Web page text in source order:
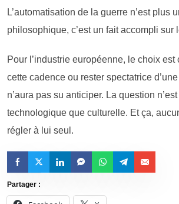
L’automatisation de la guerre n’est plus
philosophique, c’est un fait accompli sur
Pour l’industrie européenne, le choix est
cette cadence ou rester spectatrice
n’aura pas su anticiper. La question
technologique que culturelle. Et ça,
régler à lui seul.
Partager :